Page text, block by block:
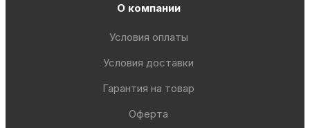
О компании
Условия оплаты
Условия доставки
Гарантия на товар
Оферта